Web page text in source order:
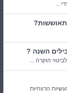
...
הוקרה ...
הרווחיות